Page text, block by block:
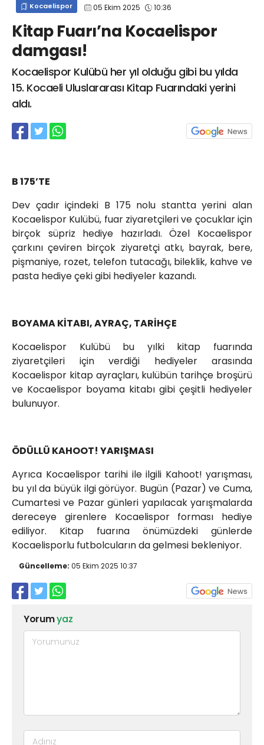
Kocaelispor 05 Ekim 2025 10:36
Kitap Fuarı’na Kocaelispor
damgası!
Kocaelispor Kulübü her yıl olduğu gibi bu yılda
15. Kocaeli Uluslararası Kitap Fuarındaki yerini
aldı.
B 175’TE
Dev çadır içindeki B 175 nolu stantta yerini alan
Kocaelispor Kulübü, fuar ziyaretçileri ve çocuklar için
birçok süpriz hediye hazırladı. Özel Kocaelispor
çarkını çeviren birçok ziyaretçi atkı, bayrak, bere,
pişmaniye, rozet, telefon tutacağı, bileklik, kahve ve
pasta hediye çeki gibi hediyeler kazandı.
BOYAMA KİTABI, AYRAÇ, TARİHÇE
Kocaelispor Kulübü bu yılki kitap fuarında
ziyaretçileri için verdiği hediyeler arasında
Kocaelispor kitap ayraçları, kulübün tarihçe broşürü
ve Kocaelispor boyama kitabı gibi çeşitli hediyeler
bulunuyor.
ÖDÜLLÜ KAHOOT! YARIŞMASI
Ayrıca Kocaelispor tarihi ile ilgili Kahoot! yarışması,
bu yıl da büyük ilgi görüyor. Bugün (Pazar) ve Cuma,
Cumartesi ve Pazar günleri yapılacak yarışmalarda
dereceye girenlere Kocaelispor forması hediye
ediliyor. Kitap fuarına önümüzdeki günlerde
Kocaelisporlu futbolcuların da gelmesi bekleniyor.
Güncelleme: 05 Ekim 2025 10:37
Yorumyaz
info@spor41.com